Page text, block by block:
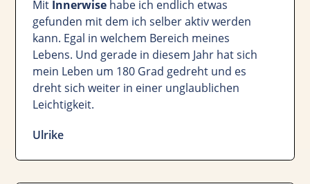
Mit Innerwise habe ich endlich etwas
gefunden mit dem ich selber aktiv werden
kann. Egal in welchem Bereich meines
Lebens. Und gerade in diesem Jahr hat sich
mein Leben um 180 Grad gedreht und es
dreht sich weiter in einer unglaublichen
Leichtigkeit.
Ulrike